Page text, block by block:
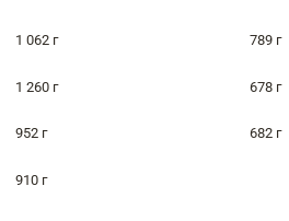
1 062 г 789 г
1 260 г 678 г
952 г 682 г
910 г